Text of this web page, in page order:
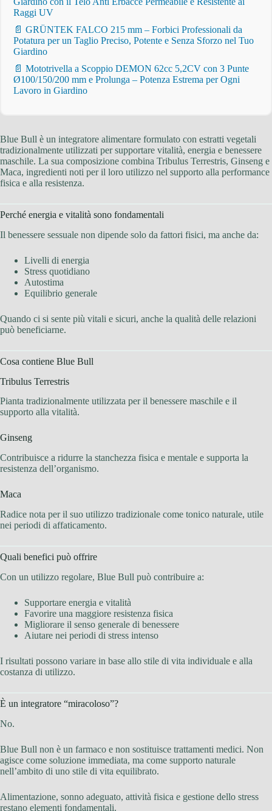
Raggi UV
📄 GRÜNTEK FALCO 215 mm – Forbici Professionali da
Potatura per un Taglio Preciso, Potente e Senza Sforzo nel Tuo
Giardino
📄 Mototrivella a Scoppio DEMON 62cc 5,2CV con 3 Punte
Ø100/150/200 mm e Prolunga – Potenza Estrema per Ogni
Lavoro in Giardino
Blue Bull è un integratore alimentare formulato con estratti vegetali
tradizionalmente utilizzati per supportare vitalità, energia e benessere
maschile. La sua composizione combina Tribulus Terrestris, Ginseng e
Maca, ingredienti noti per il loro utilizzo nel supporto alla performance
fisica e alla resistenza.
Perché energia e vitalità sono fondamentali
Il benessere sessuale non dipende solo da fattori fisici, ma anche da:
Livelli di energia
Stress quotidiano
Autostima
Equilibrio generale
Quando ci si sente più vitali e sicuri, anche la qualità delle relazioni
può beneficiarne.
Cosa contiene Blue Bull
Tribulus Terrestris
Pianta tradizionalmente utilizzata per il benessere maschile e il
supporto alla vitalità.
Ginseng
Contribuisce a ridurre la stanchezza fisica e mentale e supporta la
resistenza dell’organismo.
Maca
Radice nota per il suo utilizzo tradizionale come tonico naturale, utile
nei periodi di affaticamento.
Quali benefici può offrire
Con un utilizzo regolare, Blue Bull può contribuire a:
Supportare energia e vitalità
Favorire una maggiore resistenza fisica
Migliorare il senso generale di benessere
Aiutare nei periodi di stress intenso
I risultati possono variare in base allo stile di vita individuale e alla
costanza di utilizzo.
È un integratore “miracoloso”?
No.
Blue Bull non è un farmaco e non sostituisce trattamenti medici. Non
agisce come soluzione immediata, ma come supporto naturale
nell’ambito di uno stile di vita equilibrato.
Alimentazione, sonno adeguato, attività fisica e gestione dello stress
restano elementi fondamentali.